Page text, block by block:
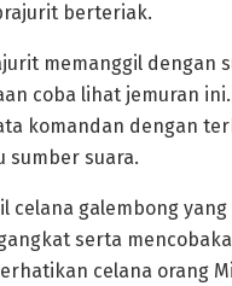
berteriak.
memanggil dengan
coba lihat jemuran
komandan dengan
sumber suara.
celana galembong yang
serta
celana orang